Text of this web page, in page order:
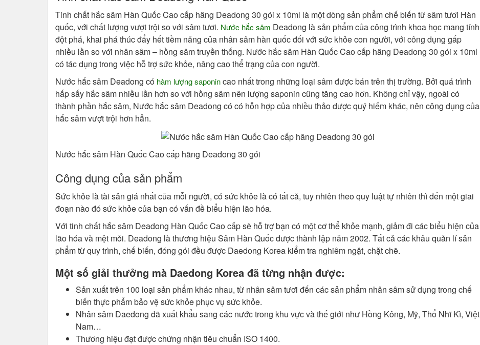
Tinh chất hắc sâm Hàn Quốc Cao cấp hãng Deadong 30 gói x 10ml là một dòng sản phẩm chế biến từ sâm tươi Hàn
quốc, với chất lượng vượt trội so với sâm tươi. Nước hắc sâm Deadong là sản phẩm của công trình khoa học mang tính
đột phá, khai phá thúc đẩy hết tiềm năng của nhân sâm hàn quốc đối với sức khỏe con người, với công dụng gấp
nhiều lần so với nhân sâm – hồng sâm truyền thống. Nước hắc sâm Hàn Quốc Cao cấp hãng Deadong 30 gói x 10ml
có tác dụng trong việc hỗ trợ sức khỏe, nâng cao thể trạng của con người.
Nước hắc sâm Deadong có hàm lượng saponincao nhất trong những loại sâm được bán trên thị trường. Bởi quá trình
hấp sấy hắc sâm nhiều lần hơn so với hồng sâm nên lượng saponin cũng tăng cao hơn. Không chỉ vậy, ngoài có
thành phần hắc sâm, Nước hắc sâm Deadong có có hỗn hợp của nhiều thảo dược quý hiếm khác, nên công dụng của
hắc sâm vượt trội hơn hẳn.
Nước hắc sâm Hàn Quốc Cao cấp hãng Deadong 30 gói
Công dụng của sản phẩm
Sức khỏe là tài sản giá nhất của mỗi người, có sức khỏe là có tất cả, tuy nhiên theo quy luật tự nhiên thì đến một giai
đoạn nào đó sức khỏe của bạn có vấn đề biểu hiện lão hóa.
Với tinh chất hắc sâm Deadong Hàn Quốc Cao cấp sẽ hỗ trợ bạn có một cơ thể khỏe mạnh, giảm đi các biểu hiện của
lão hóa và mệt mỏi. Deadong là thương hiệu Sâm Hàn Quốc được thành lập năm 2002. Tất cả các khâu quản lí sản
phẩm từ quy trình, chế biến, đóng gói đều được Daedong Korea kiểm tra nghiêm ngặt, chặt chẽ.
Một số giải thưởng mà Daedong Korea đã từng nhận được:
Sản xuất trên 100 loại sản phẩm khác nhau, từ nhân sâm tươi đến các sản phẩm nhân sâm sử dụng trong chế
biến thực phẩm bảo vệ sức khỏe phục vụ sức khỏe.
Nhân sâm Daedong đã xuất khẩu sang các nước trong khu vực và thế giới như Hồng Kông, Mỹ, Thổ Nhĩ Kì, Việt
Nam…
Thương hiệu đạt được chứng nhận tiêu chuẩn ISO 1400.